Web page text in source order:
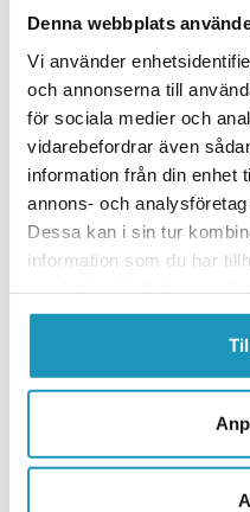
Denna webbplats
Vi använder
och annonserna till
för sociala medier och
vidarebefordrar även
information från din enhet
annons- och
Dessa kan i sin tur
information som du har
1x Plogfäste Front
1 650 kr
Scrambler 850/1000
Sportsman 850 (2015+),
(2015+), Sportsman
Touring XP 1000 (2018+)
Gå till produkt
1x Plogfäste Front CF
1 920 kr
Passar upp till 2023
Passar endast "L" chassi